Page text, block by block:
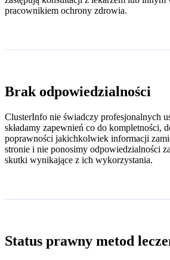
pracownikiem ochrony zdrowia.
Brak odpowiedzialności
ClusterInfo nie świadczy profesjonalnych
składamy zapewnień co do kompletności,
poprawności jakichkolwiek informacji
stronie i nie ponosimy odpowiedzialności
skutki wynikające z ich wykorzystania.
Status prawny metod